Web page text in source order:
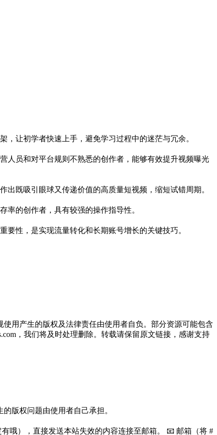
让初学者快速上手，避免学习过程中的迷茫与冗余。
人员和对平台规则不熟悉的创作者，能够有效提升视频曝光
既吸引眼球又传递价值的高质量短视频，缩短试错周期。
率的创作者，具有较强的操作指导性。
性，是实现流量转化和长期账号增长的关键技巧。
用产生的版权及法律责任由使用者自负。部分资源可能包含
，我们将及时处理删除。转载请保留原文链接，感谢支持
版权问题由使用者自己承担。
哦），直接发送本站失效的内容连接至邮箱。 📧 邮箱（将 #